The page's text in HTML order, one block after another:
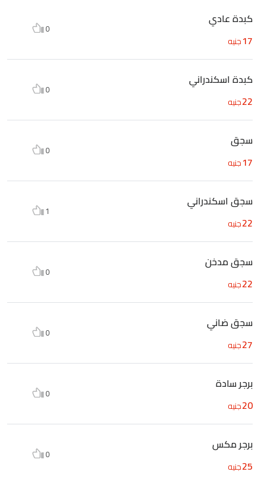
كبدة عادي
17جنيه
0
كبدة اسكندراني
22جنيه
0
سجق
17جنيه
0
سجق اسكندراني
22جنيه
1
سجق مدخن
22جنيه
0
سجق ضاني
27جنيه
0
برجر سادة
20جنيه
0
برجر مكس
25جنيه
0